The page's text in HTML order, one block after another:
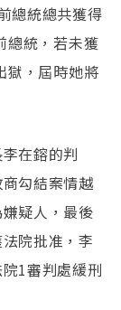
總統總共獲得
總統，若未獲
獄，屆時她將
在鎔的判
勾結案情越
疑人，最後
院批准，李
1審判處緩刑